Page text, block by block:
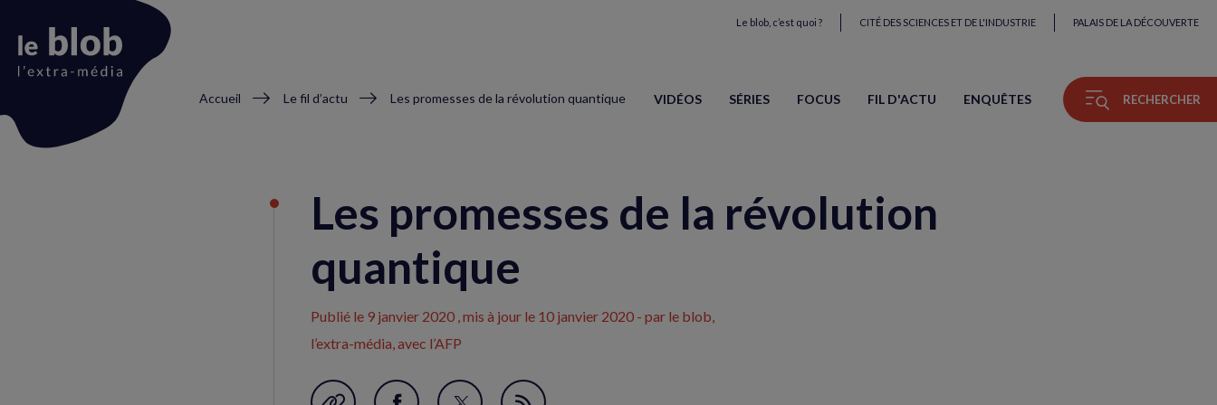
Le blob, c’est quoi ? CITÉ DES SCIENCES ET DE L'INDUSTRIE PALAIS DE LA DÉCOUVERTE
VIDÉOS SÉRIES FOCUS FIL D'ACTU ENQUÊTES RECHERCHER
Fil
Accueil Le fil d’actu Les promesses de la révolution quantique
Les promesses de la révolution
quantique
Publié le 9 janvier 2020 , mis à jour le 10 janvier 2020 - par le blob,
l’extra-média, avec l’AFP